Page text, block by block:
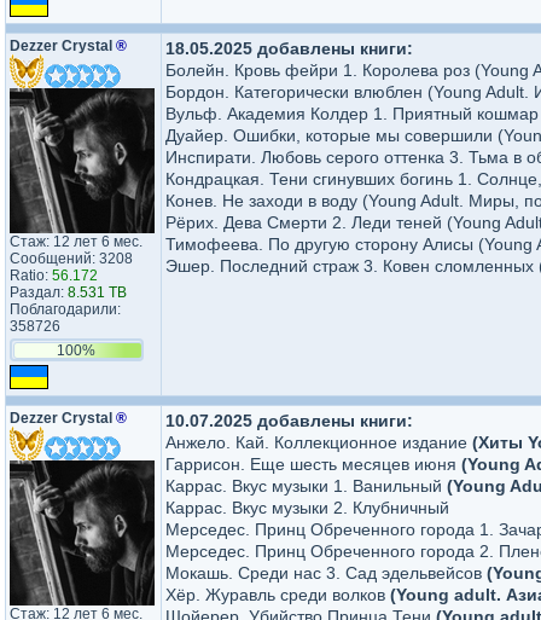
Dezzer Crystal ®
Стаж: 12 лет 6 мес.
Сообщений: 3208
Ratio: 56.172
Раздал: 8.531 TB
Поблагодарили:
358726
100%
18.05.2025 добавлены книги:
Болейн. Кровь фейри 1. Королева роз (Young
Бордон. Категорически влюблен (Young Adult.
Вульф. Академия Колдер 1. Приятный
Дуайер. Ошибки, которые мы совершили
Инспирати. Любовь серого оттенка 3. Тьма в
Кондрацкая. Тени сгинувших богинь 1.
Конев. Не заходи в воду (Young Adult. Миры,
Рёрих. Дева Смерти 2. Леди теней (Young
Тимофеева. По другую сторону Алисы
Эшер. Последний страж 3. Ковен сломленных
Dezzer Crystal ®
Стаж: 12 лет 6 мес.
10.07.2025 добавлены книги:
Анжело. Кай. Коллекционное издание (Хиты
Гаррисон. Еще шесть месяцев июня (Young
Каррас. Вкус музыки 1. Ванильный (Young
Каррас. Вкус музыки 2. Клубничный
Мерседес. Принц Обреченного города 1.
Мерседес. Принц Обреченного города 2.
Мокашь. Среди нас 3. Сад эдельвейсов
Хёр. Журавль среди волков (Young adult.